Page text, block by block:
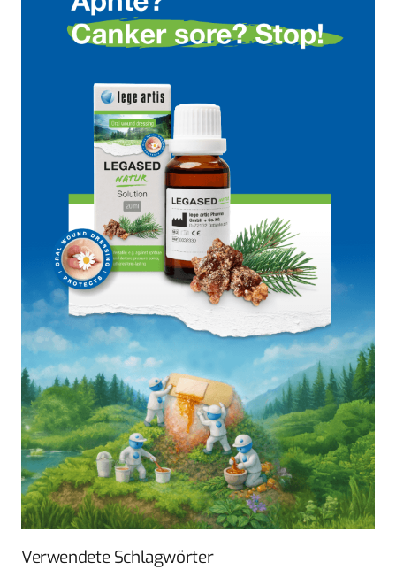
Verwendete Schlagwörter